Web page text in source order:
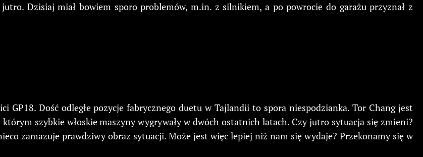
Dzisiaj miał bowiem sporo problemów, m.in. z silnikiem, a po powrocie do garażu przyznał z
GP18. Dość odległe pozycje fabrycznego duetu w Tajlandii to spora niespodzianka. Tor Chang jest
szybkie włoskie maszyny wygrywały w dwóch ostatnich latach. Czy jutro sytuacja się zmieni?
zamazuje prawdziwy obraz sytuacji. Może jest więc lepiej niż nam się wydaje? Przekonamy się w